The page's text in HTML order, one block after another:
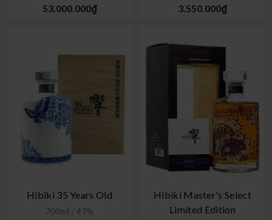
53.000.000₫ 3.550.000₫
Hibiki 35 Years Old
700ml / 47%
Hibiki Master's Select
Limited Edition